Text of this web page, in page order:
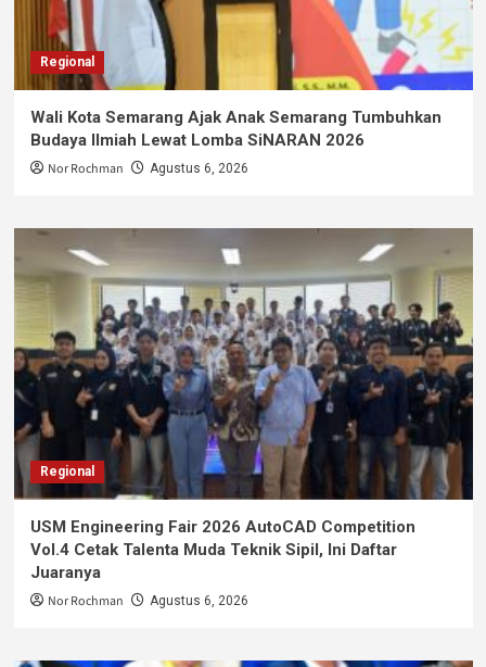
Regional
Wali Kota Semarang Ajak Anak Semarang Tumbuhkan
Budaya Ilmiah Lewat Lomba SiNARAN 2026
Nor Rochman Agustus 6, 2026
Regional
USM Engineering Fair 2026 AutoCAD Competition
Vol.4 Cetak Talenta Muda Teknik Sipil, Ini Daftar
Juaranya
Nor Rochman Agustus 6, 2026